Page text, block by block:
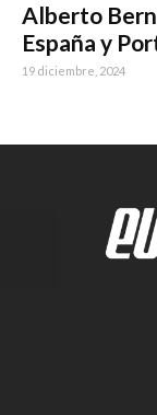
Alberto
España y
19 diciembre, 2024